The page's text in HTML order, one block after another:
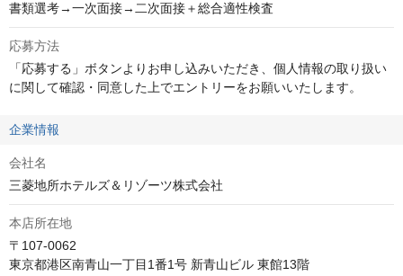
書類選考→一次面接→二次面接＋総合適性検査
応募方法
「応募する」ボタンよりお申し込みいただき、個人情報の取り扱い
に関して確認・同意した上でエントリーをお願いいたします。
企業情報
会社名
三菱地所ホテルズ＆リゾーツ株式会社
本店所在地
〒107-0062
東京都港区南青山一丁目1番1号 新青山ビル 東館13階